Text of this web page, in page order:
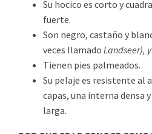
Su hocico es corto y
fuerte.
Son negro, castaño y
veces llamado Landseer),
Tienen pies palmeados.
Su pelaje es resistente al
capas, una interna densa
larga.